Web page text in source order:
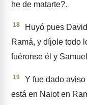
he de matarte?.
18
Huyó pues
Ramá, y díjo­le todo
fuéronse él y
19
Y fue dado
está en Naiot en